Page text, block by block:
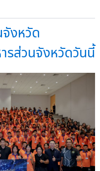
งหวัด
รส่วนจังหวัดวันนี้